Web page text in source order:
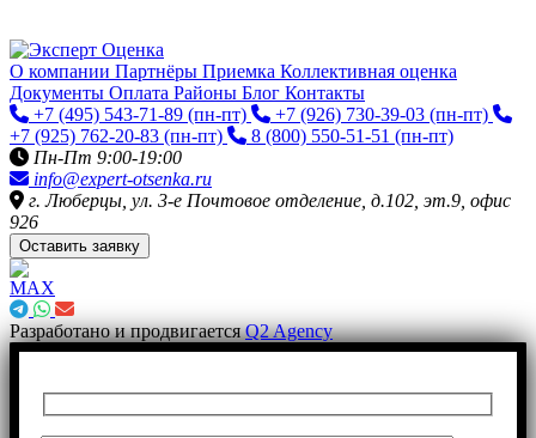
О компании Партнёры Приемка Коллективная оценка
Документы Оплата Районы Блог Контакты
+7 (495) 543-71-89 (пн-пт) +7 (926) 730-39-03 (пн-пт)
+7 (925) 762-20-83 (пн-пт) 8 (800) 550-51-51 (пн-пт)
Пн-Пт 9:00-19:00
info@expert-otsenka.ru
г. Люберцы, ул. 3-е Почтовое отделение, д.102, эт.9, офис
926
Оставить заявку
Разработано и продвигаетсяQ2 Agency